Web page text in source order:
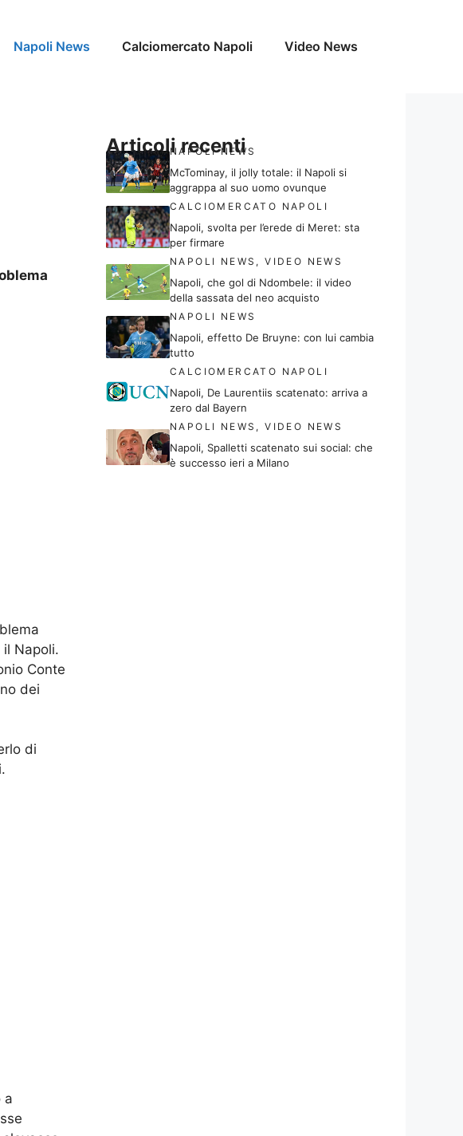
Napoli News Calciomercato Napoli Video News
Napoli.
Conte
dei
di
a
Articoli recenti
NAPOLI NEWS
McTominay, il jolly totale: il Napoli si
aggrappa al suo uomo ovunque
CALCIOMERCATO NAPOLI
Napoli, svolta per l’erede di Meret: sta
per firmare
NAPOLI NEWS ,VIDEO NEWS
Napoli, che gol di Ndombele: il video
della sassata del neo acquisto
NAPOLI NEWS
Napoli, effetto De Bruyne: con lui cambia
tutto
CALCIOMERCATO NAPOLI
Napoli, De Laurentiis scatenato: arriva a
zero dal Bayern
NAPOLI NEWS ,VIDEO NEWS
Napoli, Spalletti scatenato sui social: che
è successo ieri a Milano